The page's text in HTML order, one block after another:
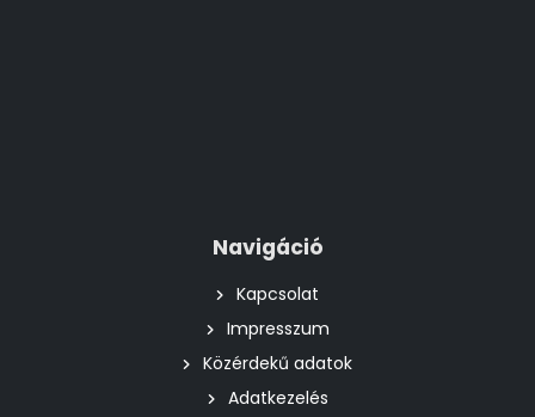
Navigáció
Kapcsolat
Impresszum
Közérdekű adatok
Adatkezelés